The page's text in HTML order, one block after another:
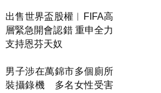
出售世界盃股權︱FIFA高
層緊急開會認錯 重申全力
支持恩芬天奴
男子涉在萬錦市多個廁所
裝攝錄機 多名女性受害